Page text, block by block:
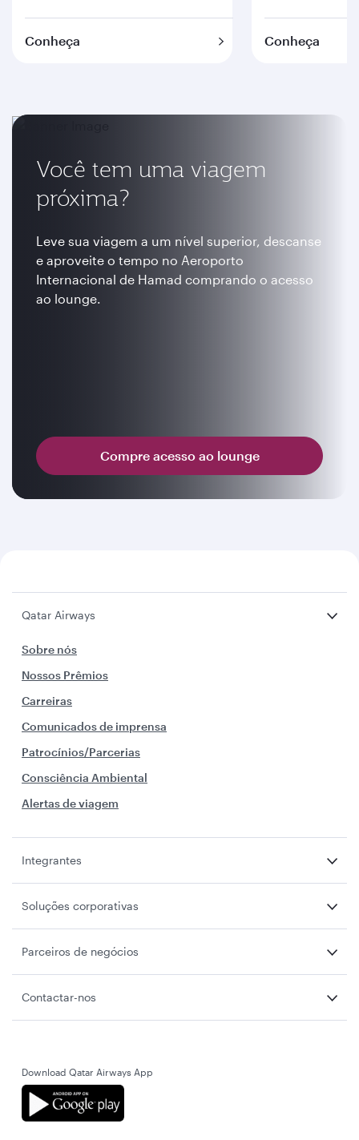
Conheça Conheça
Você tem uma viagem
próxima?
Leve sua viagem a um nível superior, descanse
e aproveite o tempo no Aeroporto
Internacional de Hamad comprando o acesso
ao lounge.
Compre acesso ao lounge
Qatar Airways
Sobre nós
Nossos Prêmios
Carreiras
Comunicados de imprensa
Patrocínios/Parcerias
Consciência Ambiental
Alertas de viagem
Integrantes
Soluções corporativas
Parceiros de negócios
Contactar-nos
Download Qatar Airways App